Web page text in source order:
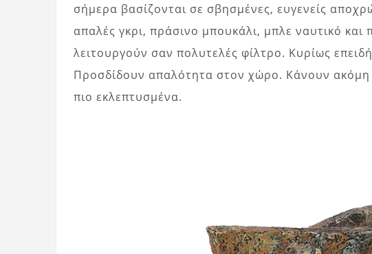
σήμερα βασίζονται σε σβησμένες, ευγενείς
απαλές γκρι, πράσινο μπουκάλι, μπλε ναυτικό
λειτουργούν σαν πολυτελές φίλτρο. Κυρίως
Προσδίδουν απαλότητα στον χώρο. Κάνουν ακόμη
πιο εκλεπτυσμένα.